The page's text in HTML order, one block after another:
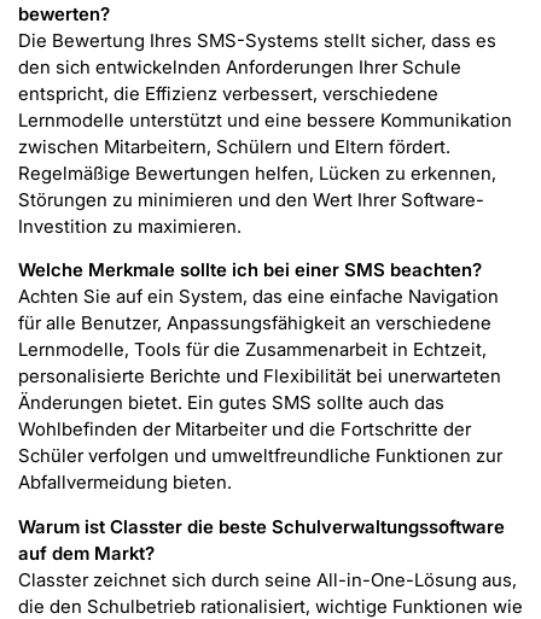
bewerten?
Die Bewertung Ihres SMS-Systems stellt sicher, dass es
den sich entwickelnden Anforderungen Ihrer Schule
entspricht, die Effizienz verbessert, verschiedene
Lernmodelle unterstützt und eine bessere Kommunikation
zwischen Mitarbeitern, Schülern und Eltern fördert.
Regelmäßige Bewertungen helfen, Lücken zu erkennen,
Störungen zu minimieren und den Wert Ihrer Software-
Investition zu maximieren.
Welche Merkmale sollte ich bei einer SMS beachten?
Achten Sie auf ein System, das eine einfache Navigation
für alle Benutzer, Anpassungsfähigkeit an verschiedene
Lernmodelle, Tools für die Zusammenarbeit in Echtzeit,
personalisierte Berichte und Flexibilität bei unerwarteten
Änderungen bietet. Ein gutes SMS sollte auch das
Wohlbefinden der Mitarbeiter und die Fortschritte der
Schüler verfolgen und umweltfreundliche Funktionen zur
Abfallvermeidung bieten.
Warum ist Classter die beste Schulverwaltungssoftware
auf dem Markt?
Classter zeichnet sich durch seine All-in-One-Lösung aus,
die den Schulbetrieb rationalisiert, wichtige Funktionen wie